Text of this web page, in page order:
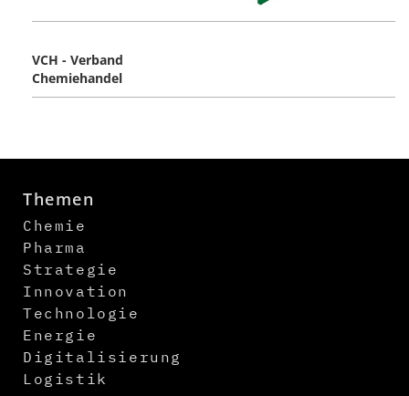
VCH - Verband
Chemiehandel
Themen
Chemie
Pharma
Strategie
Innovation
Technologie
Energie
Digitalisierung
Logistik